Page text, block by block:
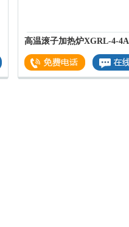
高温滚子加热炉XGRL-4-4A